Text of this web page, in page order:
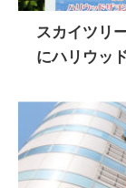
スカイツリ
にハリウッ